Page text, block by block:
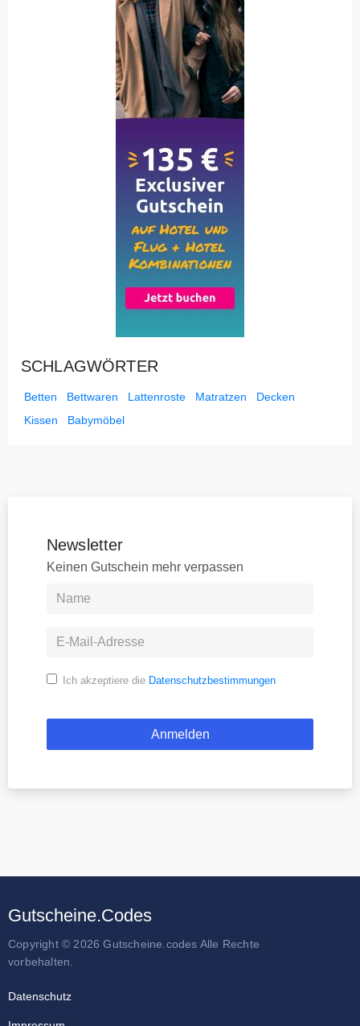
SCHLAGWÖRTER
Betten Bettwaren Lattenroste Matratzen
Decken
Kissen
Babymöbel
Newsletter
Keinen Gutschein mehr verpassen
Ich akzeptiere die Datenschutzbestimmungen
Gutscheine.Codes
Copyright © 2026 Gutscheine.codes Alle Rechte
vorbehalten.
Datenschutz